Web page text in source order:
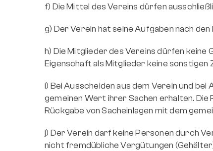
f) Die Mittel des Vereins dürfen
g) Der Verein hat seine Aufgaben nach
h) Die Mitglieder des Vereins dürfen
Eigenschaft als Mitglieder keine
i) Bei Ausscheiden aus dem Verein und
gemeinen Wert ihrer Sachen erhalten.
Rückgabe von Sacheinlagen mit dem
j) Der Verein darf keine Personen durch
nicht fremdübliche Vergütungen